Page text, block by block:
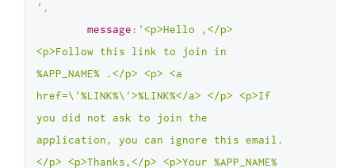
' ,
message: '<p>Hello ,</p>
<p>Follow this link to join in
%APP_NAME% .</p> <p> <a
href=\'%LINK%\'>%LINK%</a> </p> <p>If
you did not ask to join the
application, you can ignore this email.
</p> <p>Thanks,</p> <p>Your %APP_NAME%